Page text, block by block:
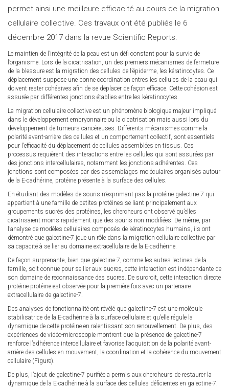
permet ainsi une meilleure efficacité au cours de la migration
cellulaire collective. Ces travaux ont été publiés le 6
décembre 2017 dans la revue Scientific Reports.
Le maintien de l’intégrité de la peau est un défi constant pour la survie de
l’organisme. Lors de la cicatrisation, un des premiers mécanismes de fermeture
de la blessure est la migration des cellules de l’épiderme, les kératinocytes. Ce
déplacement suppose une bonne coordination entres les cellules de la peau qui
doivent rester cohésives afin de se déplacer de façon efficace. Cette cohésion est
assurée par différentes jonctions établies entre les kératinocytes.
La migration cellulaire collective est un phénomène biologique majeur impliqué
dans le développement embryonnaire ou la cicatrisation mais aussi lors du
développement de tumeurs cancéreuses. Différents mécanismes comme la
polarité avant-arrière des cellules et un comportement collectif, sont essentiels
pour l’efficacité du déplacement de cellules assemblées en tissus. Ces
processus requièrent des interactions entre les cellules qui sont assurées par
des jonctions intercellulaires, notamment les jonctions adhérentes. Ces
jonctions sont composées par des assemblages moléculaires organisés autour
de la E-cadhérine, protéine présente à la surface des cellules.
En étudiant des modèles de souris n’exprimant pas la protéine galectine-7 qui
appartient à une famille de petites protéines se liant principalement aux
groupements sucrés des protéines, les chercheurs ont observé qu’elles
cicatrisaient moins rapidement que des souris non modifiées. De même, par
l’analyse de modèles cellulaires composés de kératinocytes humains, ils ont
démontré que galectine-7 joue un rôle dans la migration cellulaire collective par
sa capacité à se lier au domaine extracellulaire de la E-cadhérine.
De façon surprenante, bien que galectine-7, comme les autres lectines de la
famille, soit connue pour se lier aux sucres, cette interaction est indépendante de
son domaine de reconnaissance des sucres. De surcroit, cette interaction directe
protéine-protéine est observée pour la première fois avec un partenaire
extracellulaire de galectine-7.
Des analyses de fonctionnalité ont révélé que galectine-7 est une molécule
stabilisatrice de la E-cadhérine à la surface cellulaire et qu’elle régule la
dynamique de cette protéine en ralentissant son renouvellement. De plus, des
expériences de vidéo-microscopie montrent que la présence de galectine-7
renforce l’adhérence intercellulaire et favorise l’acquisition de la polarité avant-
arrière des cellules en mouvement, la coordination et la cohérence du mouvement
cellulaire (Figure).
De plus, l’ajout de galectine-7 purifiée a permis aux chercheurs de restaurer la
dynamique de la E-cadhérine à la surface des cellules déficientes en galectine-7.